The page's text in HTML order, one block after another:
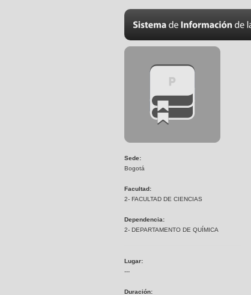
Sede:
Bogotá
Facultad:
2- FACULTAD DE CIENCIAS
Dependencia:
2- DEPARTAMENTO DE QUÍMICA
Lugar:
---
Duración: